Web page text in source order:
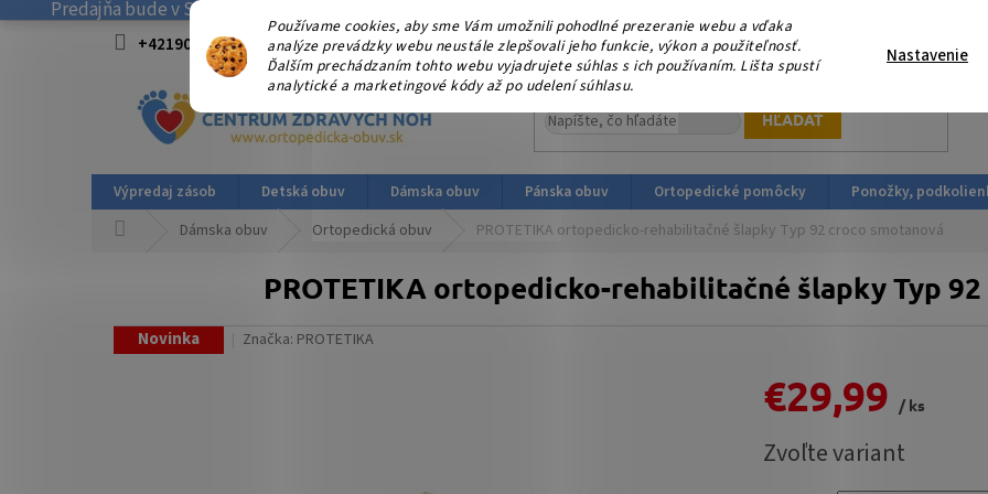
Používame cookies, aby sme Vám umožnili pohodlné prezeranie webu a vďaka
analýze prevádzky webu neustále zlepšovali jeho funkcie, výkon a použiteľnosť.
Ďalším prechádzaním tohto webu vyjadrujete súhlas s ich používaním. Lišta spustí
analytické a marketingové kódy až po udelení súhlasu.
Nastavenie
Predajňa bude v SOBOTU 08.08.2026 ZATVORENÁ! . Ďakujeme, že nás podporujete platbou v HOTOVOSTI ! V sobotu
+421908915827 od 15:00-17:00 hod. info@ortopedicka-obuv.sk
HĽADAŤ
Výpredaj zásob Detská obuv Dámska obuv Pánska obuv Ortopedické pomôcky Ponožky,
Dámska obuv Ortopedická obuv PROTETIKA ortopedicko-rehabilitačné šlapky Typ 92 croco smotanová
PROTETIKA ortopedicko-rehabilitačné šlapky Typ
Novinka Značka: PROTETIKA
€29,99
/ ks
cena:
Zvoľte variant